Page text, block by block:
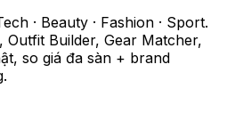
· Beauty · Fashion · Sport.
Outfit Builder, Gear Matcher,
so giá đa sàn + brand